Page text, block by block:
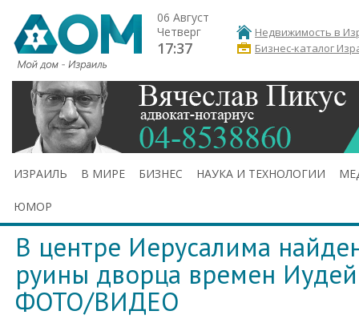
06 Август
Четверг
17:37
Недвижимость в
Бизнес-каталог
ИЗРАИЛЬ В МИРЕ БИЗНЕС НАУКА И ТЕХНОЛОГИИ
ЮМОР
В центре Иерусалима
руины дворца времен
ФОТО/ВИДЕО